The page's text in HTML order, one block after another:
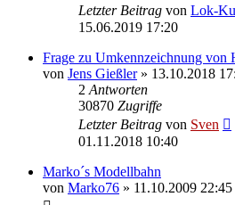
Letzter Beitrag von Lok-
15.06.2019 17:20
Frage zu Umkennzeichnung von
von Jens Gießler» 13.10.2018
2 Antworten
30870 Zugriffe
Letzter Beitrag von Sven
01.11.2018 10:40
Marko´s Modellbahn
von Marko76 » 11.10.2009 22:45